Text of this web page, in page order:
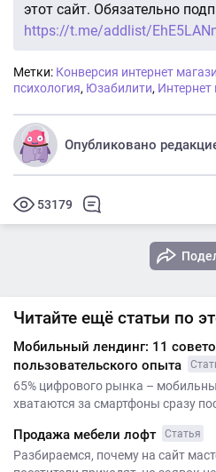
этот сайт. Обязательно
https://t.me/addlist/
Метки: Конверсия интернет
психология, Юзабилити, Интернет
Опубликовано
53179
Читайте ещё статьи по
Мобильный лендинг: 11
пользовательского опыта
65% цифрового рынка –
хватаются за смартфоны сразу
Продажа мебели лофт Статья
Разбираемся, почему на сайт